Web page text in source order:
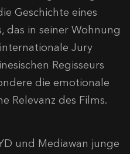
Geschichte eines
das in seiner Wohnung
Jury
Regisseurs
die emotionale
Relevanz des Films.
und Mediawan junge